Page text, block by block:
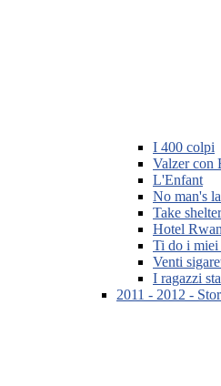
I 400 colpi
Valzer con
L'Enfant
No man's
Take shelter
Hotel
Ti do i miei
Venti
I ragazzi
2011 - 2012 -